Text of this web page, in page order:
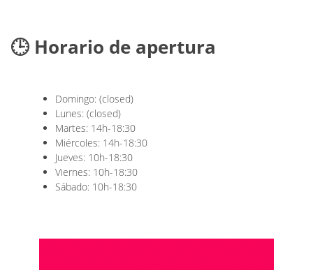
🕒 Horario de apertura
Domingo: (closed)
Lunes: (closed)
Martes: 14h-18:30
Miércoles: 14h-18:30
Jueves: 10h-18:30
Viernes: 10h-18:30
Sábado: 10h-18:30